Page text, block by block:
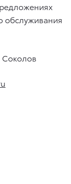
обслуживания